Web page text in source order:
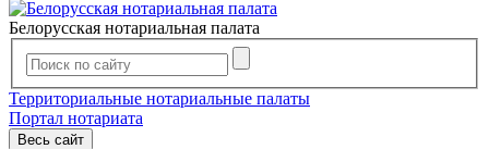
Белорусская нотариальная палата
Территориальные нотариальные палаты
Портал нотариата
Весь сайт